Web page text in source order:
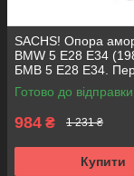
SACHS! Опора
BMW 5 E28 E34
БМВ 5 Е28 Е34.
SM1000 , 803151 ,
VKDC35801
Готово до відправки
984 ₴ 1 231 ₴
Купити